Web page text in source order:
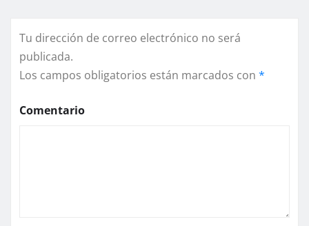
Tu dirección de correo electrónico no será
publicada.
Los campos obligatorios están marcados con *
Comentario